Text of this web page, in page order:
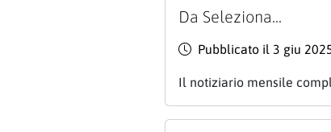
Da Seleziona...
Pubblicato il 3 giu
Il notiziario mensile